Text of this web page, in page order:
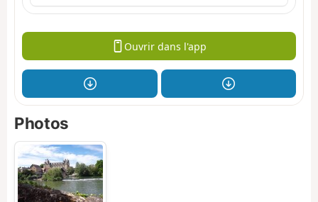
Ouvrir dans l'app
Photos